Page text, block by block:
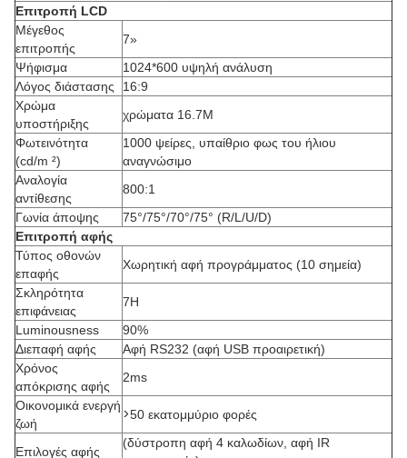
Επιτροπή LCD
Μέγεθος
επιτροπής
7»
Ψήφισμα
1024*600 υψηλή ανάλυση
Λόγος διάστασης
16:9
Χρώμα
υποστήριξης
χρώματα 16.7M
Φωτεινότητα
(cd/m ²)
1000 ψείρες, υπαίθριο φως του ήλιου
αναγνώσιμο
Αναλογία
αντίθεσης
800:1
Γωνία άποψης
75°/75°/70°/75° (R/L/U/D)
Επιτροπή αφής
Τύπος οθονών
επαφής
Χωρητική αφή προγράμματος (10 σημεία)
Σκληρότητα
επιφάνειας
7H
Luminousness
90%
Διεπαφή αφής
Αφή RS232 (αφή USB προαιρετική)
Χρόνος
απόκρισης αφής
2ms
Οικονομικά ενεργή
ζωή
>50 εκατομμύριο φορές
Επιλογές αφής
(δύστροπη αφή 4 καλωδίων, αφή IR